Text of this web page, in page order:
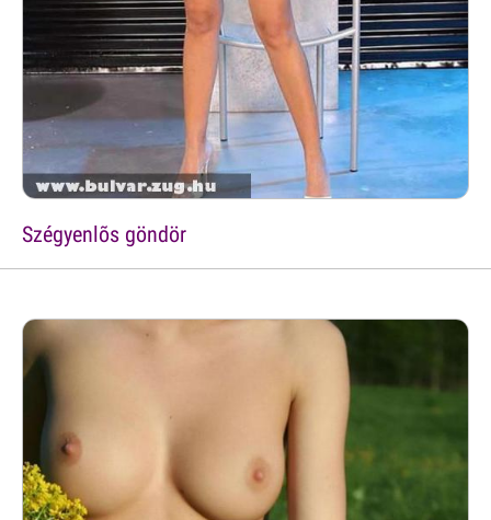
Szégyenlõs göndör